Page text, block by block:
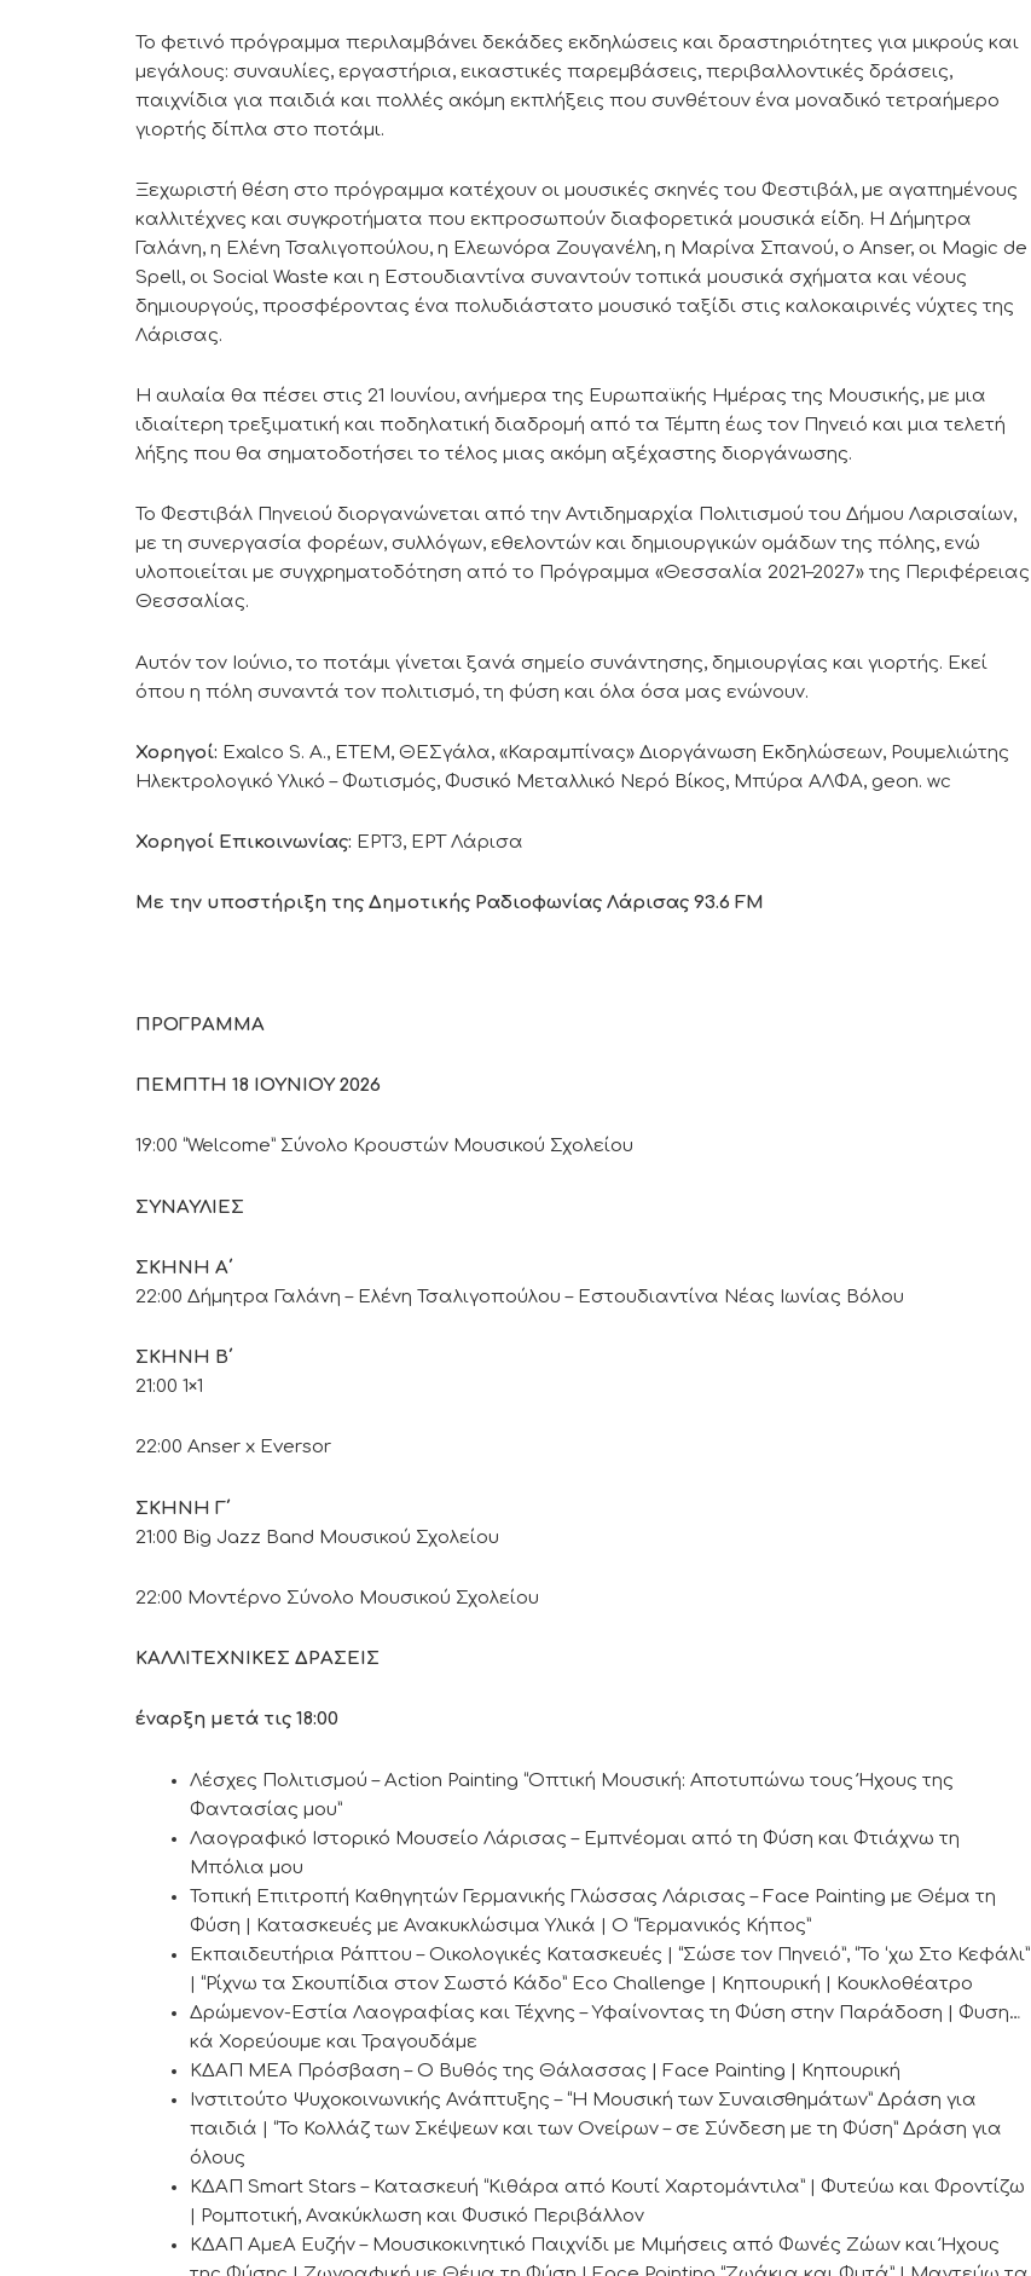
Το φετινό πρόγραμμα περιλαμβάνει δεκάδες εκδηλώσεις και δραστηριότητες για μικρούς και
μεγάλους: συναυλίες, εργαστήρια, εικαστικές παρεμβάσεις, περιβαλλοντικές δράσεις,
παιχνίδια για παιδιά και πολλές ακόμη εκπλήξεις που συνθέτουν ένα μοναδικό τετραήμερο
γιορτής δίπλα στο ποτάμι.
Ξεχωριστή θέση στο πρόγραμμα κατέχουν οι μουσικές σκηνές του Φεστιβάλ, με αγαπημένους
καλλιτέχνες και συγκροτήματα που εκπροσωπούν διαφορετικά μουσικά είδη. Η Δήμητρα
Γαλάνη, η Ελένη Τσαλιγοπούλου, η Ελεωνόρα Ζουγανέλη, η Μαρίνα Σπανού, ο Anser, οι Magic de
Spell, οι Social Waste και η Εστουδιαντίνα συναντούν τοπικά μουσικά σχήματα και νέους
δημιουργούς, προσφέροντας ένα πολυδιάστατο μουσικό ταξίδι στις καλοκαιρινές νύχτες της
Λάρισας.
Η αυλαία θα πέσει στις 21 Ιουνίου, ανήμερα της Ευρωπαϊκής Ημέρας της Μουσικής, με μια
ιδιαίτερη τρεξιματική και ποδηλατική διαδρομή από τα Τέμπη έως τον Πηνειό και μια τελετή
λήξης που θα σηματοδοτήσει το τέλος μιας ακόμη αξέχαστης διοργάνωσης.
Το Φεστιβάλ Πηνειού διοργανώνεται από την Αντιδημαρχία Πολιτισμού του Δήμου Λαρισαίων,
με τη συνεργασία φορέων, συλλόγων, εθελοντών και δημιουργικών ομάδων της πόλης, ενώ
υλοποιείται με συγχρηματοδότηση από το Πρόγραμμα «Θεσσαλία 2021–2027» της Περιφέρειας
Θεσσαλίας.
Αυτόν τον Ιούνιο, το ποτάμι γίνεται ξανά σημείο συνάντησης, δημιουργίας και γιορτής. Εκεί
όπου η πόλη συναντά τον πολιτισμό, τη φύση και όλα όσα μας ενώνουν.
Χορηγοί: Exalco S. A., ETEM, ΘΕΣγάλα, «Καραμπίνας» Διοργάνωση Εκδηλώσεων, Ρουμελιώτης
Ηλεκτρολογικό Υλικό – Φωτισμός, Φυσικό Μεταλλικό Νερό Βίκος, Μπύρα ΑΛΦΑ, geon. wc
Χορηγοί Επικοινωνίας: ΕΡΤ3, ΕΡΤ Λάρισα
Με την υποστήριξη της Δημοτικής Ραδιοφωνίας Λάρισας 93.6 FM
ΠΡΟΓΡΑΜΜΑ
ΠΕΜΠΤΗ 18 ΙΟΥΝΙΟΥ 2026
19:00 “Welcome” Σύνολο Κρουστών Μουσικού Σχολείου
ΣΥΝΑΥΛΙΕΣ
ΣΚΗΝΗ Α΄
22:00 Δήμητρα Γαλάνη – Ελένη Τσαλιγοπούλου – Εστουδιαντίνα Νέας Ιωνίας Βόλου
ΣΚΗΝΗ Β΄
21:00 1×1
22:00 Anser x Eversor
ΣΚΗΝΗ Γ΄
21:00 Big Jazz Band Μουσικού Σχολείου
22:00 Μοντέρνο Σύνολο Μουσικού Σχολείου
ΚΑΛΛΙΤΕΧΝΙΚΕΣ ΔΡΑΣΕΙΣ
έναρξη μετά τις 18:00
Λέσχες Πολιτισμού – Action Painting “Οπτική Μουσική: Αποτυπώνω τους Ήχους της
Φαντασίας μου”
Λαογραφικό Ιστορικό Μουσείο Λάρισας – Εμπνέομαι από τη Φύση και Φτιάχνω τη
Μπόλια μου
Τοπική Επιτροπή Καθηγητών Γερμανικής Γλώσσας Λάρισας – Face Painting με Θέμα τη
Φύση | Κατασκευές με Ανακυκλώσιμα Υλικά | Ο “Γερμανικός Κήπος”
Εκπαιδευτήρια Ράπτου – Οικολογικές Κατασκευές | “Σώσε τον Πηνειό”, “Το ‘χω Στο Κεφάλι”
| “Ρίχνω τα Σκουπίδια στον Σωστό Κάδο” Eco Challenge | Κηπουρική | Κουκλοθέατρο
Δρώμενον-Εστία Λαογραφίας και Τέχνης – Υφαίνοντας τη Φύση στην Παράδοση | Φυση…
κά Χορεύουμε και Τραγουδάμε
ΚΔΑΠ ΜΕΑ Πρόσβαση – Ο Βυθός της Θάλασσας | Face Painting | Κηπουρική
Ινστιτούτο Ψυχοκοινωνικής Ανάπτυξης – “Η Μουσική των Συναισθημάτων” Δράση για
παιδιά | “Το Κολλάζ των Σκέψεων και των Ονείρων – σε Σύνδεση με τη Φύση” Δράση για
όλους
ΚΔΑΠ Smart Stars – Κατασκευή “Κιθάρα από Κουτί Χαρτομάντιλα” | Φυτεύω και Φροντίζω
| Ρομποτική, Ανακύκλωση και Φυσικό Περιβάλλον
ΚΔΑΠ ΑμεΑ Ευζήν – Μουσικοκινητικό Παιχνίδι με Μιμήσεις από Φωνές Ζώων και Ήχους